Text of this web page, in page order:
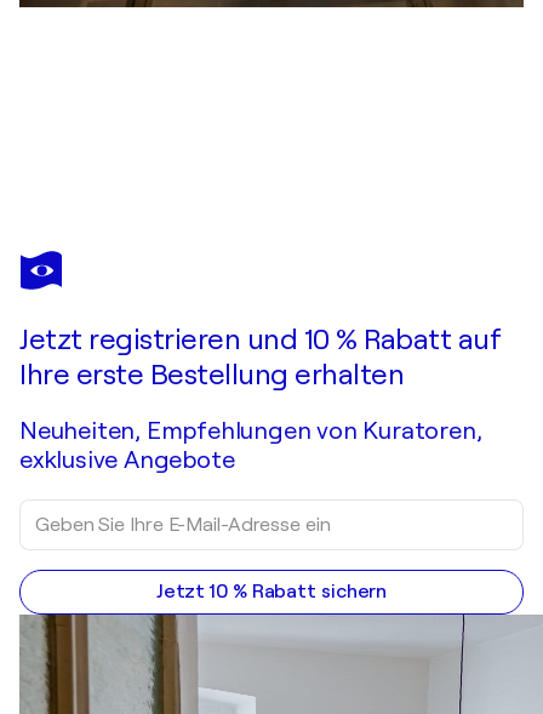
VALENTIN KERN
Krokodil aus Keramik (Ton)
Jetzt registrieren und 10 % Rabatt auf
Ihre erste Bestellung erhalten
Neuheiten, Empfehlungen von Kuratoren,
exklusive Angebote
Jetzt 10 % Rabatt sichern